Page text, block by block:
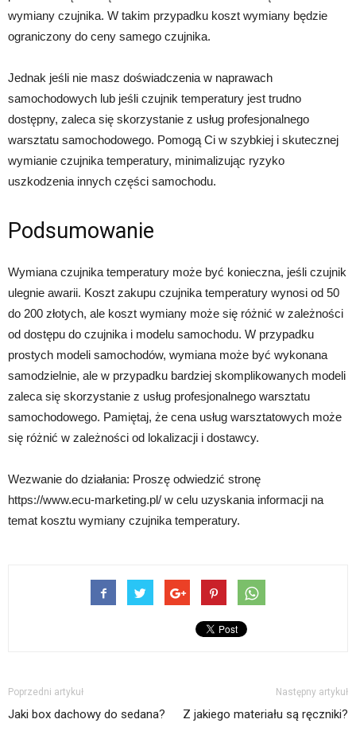
wymiany czujnika. W takim przypadku koszt wymiany będzie
ograniczony do ceny samego czujnika.
Jednak jeśli nie masz doświadczenia w naprawach
samochodowych lub jeśli czujnik temperatury jest trudno
dostępny, zaleca się skorzystanie z usług profesjonalnego
warsztatu samochodowego. Pomogą Ci w szybkiej i skutecznej
wymianie czujnika temperatury, minimalizując ryzyko
uszkodzenia innych części samochodu.
Podsumowanie
Wymiana czujnika temperatury może być konieczna, jeśli czujnik
ulegnie awarii. Koszt zakupu czujnika temperatury wynosi od 50
do 200 złotych, ale koszt wymiany może się różnić w zależności
od dostępu do czujnika i modelu samochodu. W przypadku
prostych modeli samochodów, wymiana może być wykonana
samodzielnie, ale w przypadku bardziej skomplikowanych modeli
zaleca się skorzystanie z usług profesjonalnego warsztatu
samochodowego. Pamiętaj, że cena usług warsztatowych może
się różnić w zależności od lokalizacji i dostawcy.
Wezwanie do działania: Proszę odwiedzić stronę
https://www.ecu-marketing.pl/ w celu uzyskania informacji na
temat kosztu wymiany czujnika temperatury.
Poprzedni artykuł
Jaki box dachowy do sedana?
Następny artykuł
Z jakiego materiału są ręczniki?